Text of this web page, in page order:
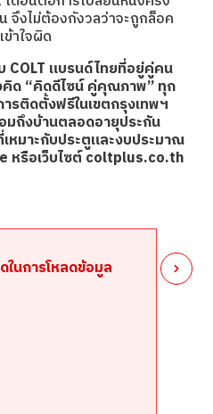
จึงไม่ต้องกังวลว่าจะถูกล็อค
าใจผิด
COLT แบรนด์ไทยที่อยู่คู่คน
คิด “คิดดีไซน์ คู่คุณภาพ” ทุก
รติดตั้งฟรีในเขตกรุงเทพฯ
ถึงบ้านตลอดอายุประกัน
หมาะกับประตูและงบประมาณ
หรือเว็บไซต์ coltplus.co.th
นการโหลดข้อมูล